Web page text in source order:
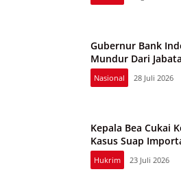
Gubernur Bank
Mundur Dari
Nasional 28 Juli 2026
Kepala Bea Cukai
Kasus Suap
Hukrim 23 Juli 2026